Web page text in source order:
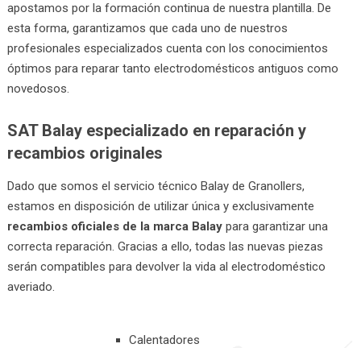
apostamos por la formación continua de nuestra plantilla. De
esta forma, garantizamos que cada uno de nuestros
profesionales especializados cuenta con los conocimientos
óptimos para reparar tanto electrodomésticos antiguos como
novedosos.
SAT Balay especializado en reparación y
recambios originales
Dado que somos el servicio técnico Balay de Granollers,
estamos en disposición de utilizar única y exclusivamente
recambios oficiales de la marca Balaypara garantizar una
correcta reparación. Gracias a ello, todas las nuevas piezas
serán compatibles para devolver la vida al electrodoméstico
averiado.
Calentadores